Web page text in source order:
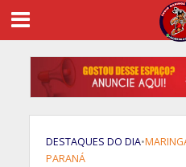
DESTAQUES DO DIA•
PARANÁ